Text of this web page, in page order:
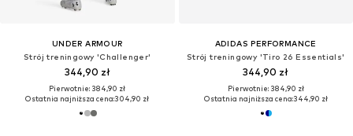
UNDER ARMOUR
Strój treningowy 'Challenger'
344,90 zł
Pierwotnie: 384,90 zł
Ostatnia najniższa cena:304,90 zł
ADIDAS PERFORMANCE
Strój treningowy 'Tiro 26 Essentials'
344,90 zł
Pierwotnie: 384,90 zł
Ostatnia najniższa cena:344,90 zł